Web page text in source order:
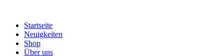
wechselnStartseite
Neuigkeiten
Shop
Über uns